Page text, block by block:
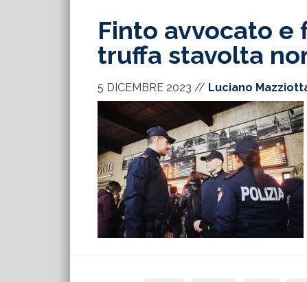
Finto avvocato e
truffa stavolta
5 DICEMBRE 2023 // Luciano